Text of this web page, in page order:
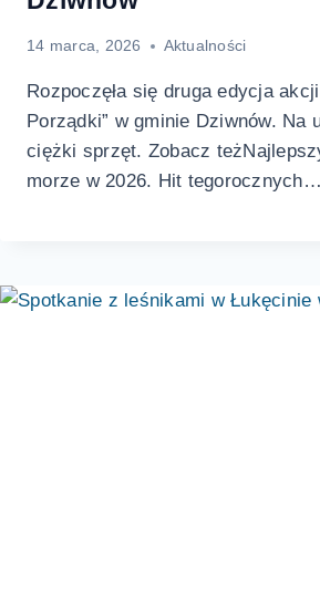
14 marca, 2026 Aktualności
Rozpoczęła się druga edycja
Porządki” w gminie Dziwnów. Na
ciężki sprzęt. Zobacz
morze w 2026. Hit tegorocznych…